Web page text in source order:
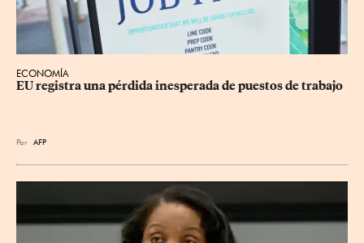
ECONOMÍA
EU registra una pérdida inesperada de puestos de trabajo
Por AFP